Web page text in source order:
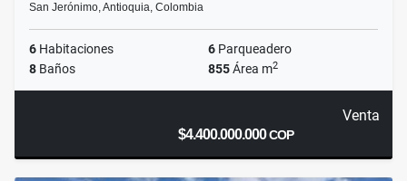
San Jerónimo, Antioquia, Colombia
6 Habitaciones 6 Parqueadero
8 Baños 855Área m2
Venta
$4.400.000.000COP